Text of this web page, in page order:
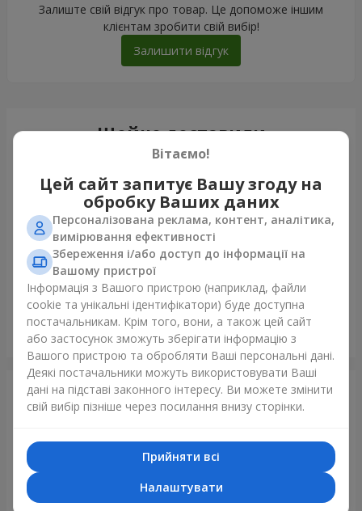
Залиште свій відгук про товар. Це допоможе іншим
клієнтам зробити свій вибір!
Залишити відгук
Щойно доставили
Букет "Каїр"
Луцьк
Фотогалерея
Вітаємо!
Цей сайт запитує Вашу згоду на
обробку Ваших даних
Персоналізована реклама, контент, аналітика,
вимірювання ефективності
Збереження і/або доступ до інформації на
Вашому пристрої
Інформація з Вашого пристрою (наприклад, файли
cookie та унікальні ідентифікатори) буде доступна
постачальникам. Крім того, вони, а також цей сайт
або застосунок зможуть зберігати інформацію з
Вашого пристрою та обробляти Ваші персональні дані.
Деякі постачальники можуть використовувати Ваші
дані на підставі законного інтересу. Ви можете змінити
свій вибір пізніше через посилання внизу сторінки.
Прийняти всі
Налаштувати